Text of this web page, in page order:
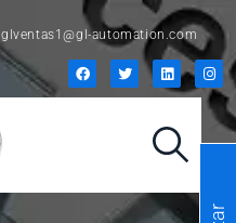
glventas1@gl-automation.com